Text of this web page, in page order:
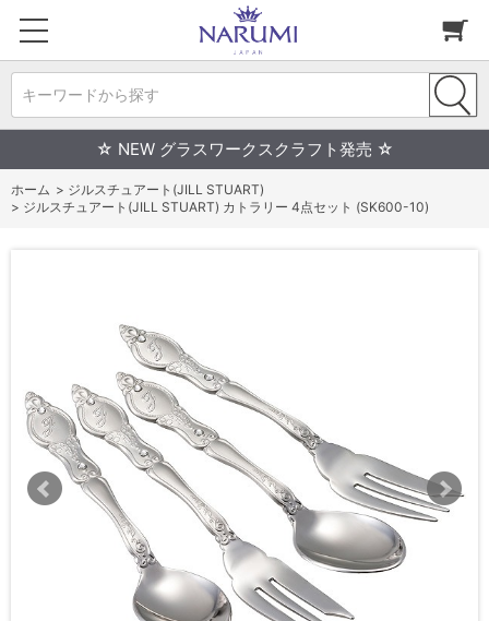
キーワードから探す
☆ NEW グラスワークスクラフト発売 ☆
ホーム > ジルスチュアート(JILL STUART)
> ジルスチュアート(JILL STUART) カトラリー 4点セット (SK600-10)